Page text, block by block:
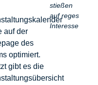
auf der
des
optimiert.
gibt es die
stießen
auf reges
Interesse